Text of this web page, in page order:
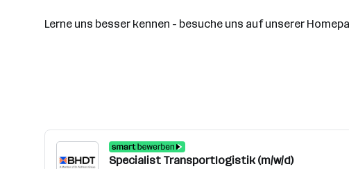
Lerne uns besser kennen - besuche uns auf unserer
Specialist Transportlogistik (m/w/d)